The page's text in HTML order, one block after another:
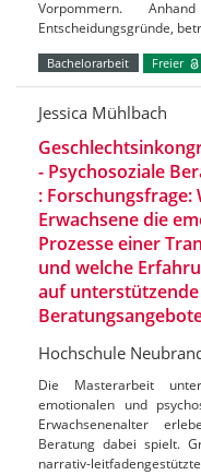
Vorpommern.
Entscheidungsgründe,
Bachelorarbeit Freier
Jessica Mühlbach
- Psychosoziale
:
Erwachsene die
Prozesse einer
und welche
auf
Hochschule
Die Masterarbeit
emotionalen und
Erwachsenenalter
Beratung dabei spielt.
narrativ-